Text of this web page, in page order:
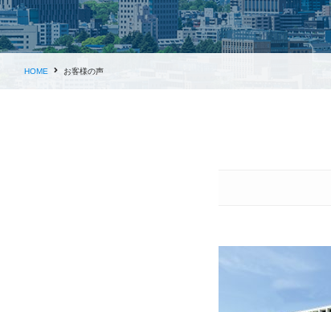
HOME お客様の声